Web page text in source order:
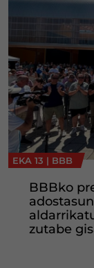
EKA 13 | BBB
BBBko
zutabe